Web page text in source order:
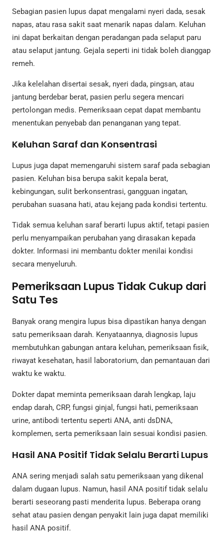
Sebagian pasien lupus dapat mengalami nyeri dada, sesak
napas, atau rasa sakit saat menarik napas dalam. Keluhan
ini dapat berkaitan dengan peradangan pada selaput paru
atau selaput jantung. Gejala seperti ini tidak boleh dianggap
remeh.
Jika kelelahan disertai sesak, nyeri dada, pingsan, atau
jantung berdebar berat, pasien perlu segera mencari
pertolongan medis. Pemeriksaan cepat dapat membantu
menentukan penyebab dan penanganan yang tepat.
Keluhan Saraf dan Konsentrasi
Lupus juga dapat memengaruhi sistem saraf pada sebagian
pasien. Keluhan bisa berupa sakit kepala berat,
kebingungan, sulit berkonsentrasi, gangguan ingatan,
perubahan suasana hati, atau kejang pada kondisi tertentu.
Tidak semua keluhan saraf berarti lupus aktif, tetapi pasien
perlu menyampaikan perubahan yang dirasakan kepada
dokter. Informasi ini membantu dokter menilai kondisi
secara menyeluruh.
Pemeriksaan Lupus Tidak Cukup dari
Satu Tes
Banyak orang mengira lupus bisa dipastikan hanya dengan
satu pemeriksaan darah. Kenyataannya, diagnosis lupus
membutuhkan gabungan antara keluhan, pemeriksaan fisik,
riwayat kesehatan, hasil laboratorium, dan pemantauan dari
waktu ke waktu.
Dokter dapat meminta pemeriksaan darah lengkap, laju
endap darah, CRP, fungsi ginjal, fungsi hati, pemeriksaan
urine, antibodi tertentu seperti ANA, anti dsDNA,
komplemen, serta pemeriksaan lain sesuai kondisi pasien.
Hasil ANA Positif Tidak Selalu Berarti Lupus
ANA sering menjadi salah satu pemeriksaan yang dikenal
dalam dugaan lupus. Namun, hasil ANA positif tidak selalu
berarti seseorang pasti menderita lupus. Beberapa orang
sehat atau pasien dengan penyakit lain juga dapat memiliki
hasil ANA positif.